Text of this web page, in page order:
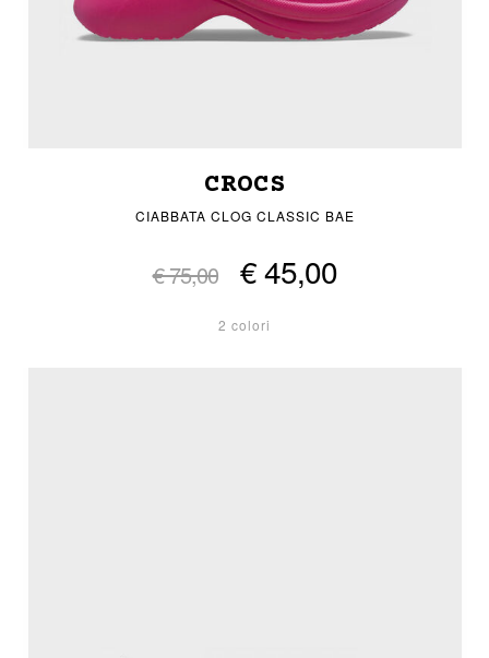
CROCS
CIABBATA CLOG CLASSIC BAE
€ 75,00 € 45,00
2 colori